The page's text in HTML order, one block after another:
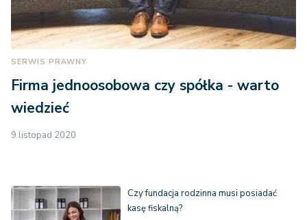
SERWIS PRAWNY
Firma jednoosobowa czy spółka - warto
wiedzieć
9 listopad 2020
Czy fundacja rodzinna musi posiadać
kasę fiskalną?